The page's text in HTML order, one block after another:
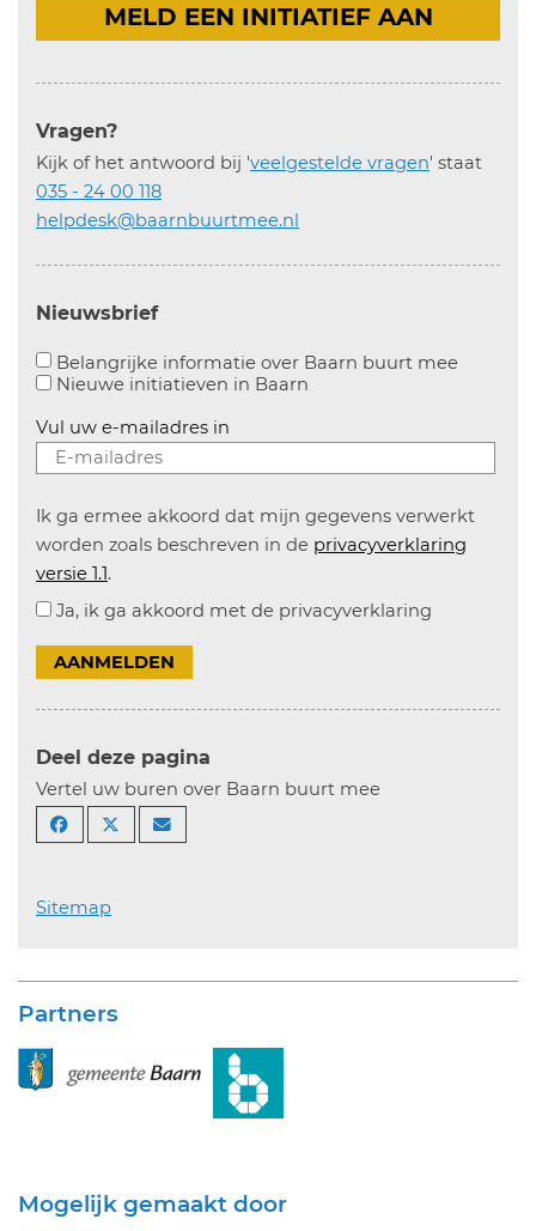
MELD EEN INITIATIEF AAN
Vragen?
Kijk of het antwoord bij 'veelgestelde vragen' staat
035 - 24 00 118
helpdesk@baarnbuurtmee.nl
Nieuwsbrief
Belangrijke informatie over Baarn buurt mee
Nieuwe initiatieven in Baarn
Vul uw e-mailadres in
Ik ga ermee akkoord dat mijn gegevens verwerkt
worden zoals beschreven in de privacyverklaring
versie 1.1.
Ja, ik ga akkoord met de privacyverklaring
AANMELDEN
Deel deze pagina
Vertel uw buren over Baarn buurt mee
Sitemap
Partners
Mogelijk gemaakt door